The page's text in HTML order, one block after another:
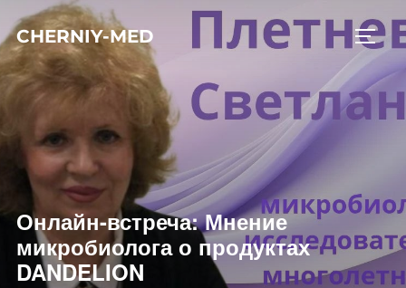
Перейти
к
содержимому
CHERNIY-MED
Онлайн-встреча: Мнение
микробиолога о продуктах
DANDELION